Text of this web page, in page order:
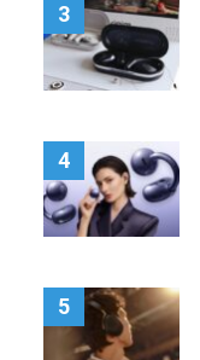
3
4
5